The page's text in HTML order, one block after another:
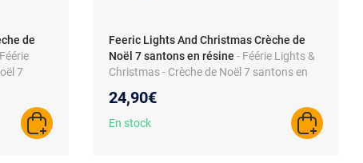
de
7
AJOUTER AU PANIER
Feeric Lights And Christmas Crèche de
Noël 7 santons en résine - Féérie Lights &
Christmas - Crèche de Noël 7 santons en
24,90€
En stock
AJOUTER